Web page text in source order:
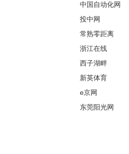
中国自动化网
投中网
常熟零距离
浙江在线
西子湖畔
新英体育
e京网
东莞阳光网